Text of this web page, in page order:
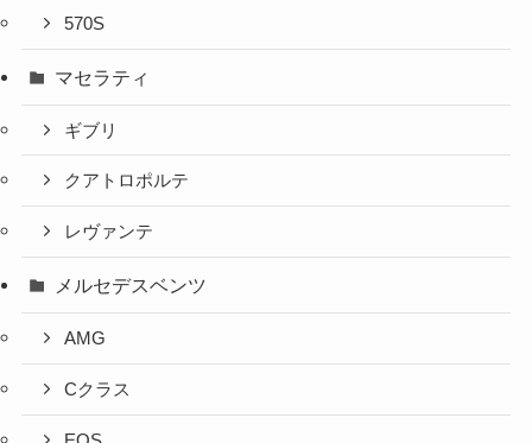
570S
マセラティ
ギブリ
クアトロポルテ
レヴァンテ
メルセデスベンツ
AMG
Cクラス